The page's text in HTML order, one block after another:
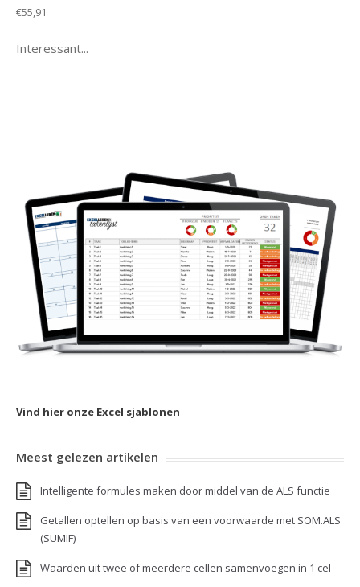
€55,91
Interessant...
Vind hier onze Excel sjablonen
Meest gelezen artikelen
Intelligente formules maken door middel van de ALS functie
Getallen optellen op basis van een voorwaarde met SOM.ALS
(SUMIF)
Waarden uit twee of meerdere cellen samenvoegen in 1 cel